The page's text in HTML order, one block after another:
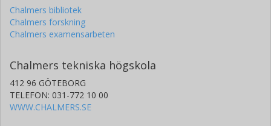
Chalmers bibliotek
Chalmers forskning
Chalmers examensarbeten
Chalmers tekniska högskola
412 96 GÖTEBORG
TELEFON: 031-772 10 00
WWW.CHALMERS.SE